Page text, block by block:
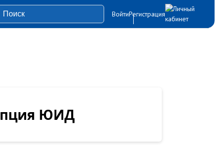
ВойтиРегистрация
ЮИД